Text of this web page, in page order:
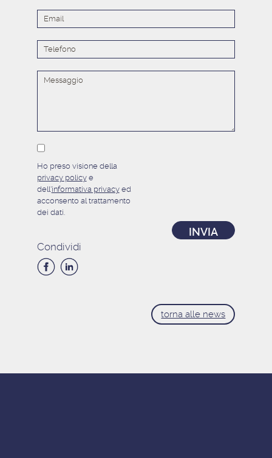
Ho preso visione della
privacy policye
dell'informativa privacyed
acconsento al trattamento
dei dati.
Condividi
torna alle news